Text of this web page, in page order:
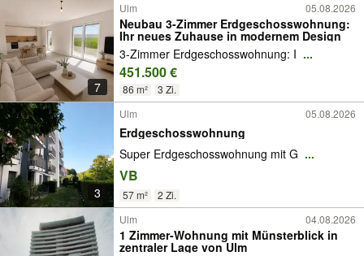
7
Ulm 05.08.2026
Neubau 3-Zimmer Erdgeschosswohnung:
Ihr neues Zuhause in modernem Design
3-Zimmer Erdgeschosswohnung: I ...
451.500 €
86 m² 3 Zi.
3
Ulm 05.08.2026
Erdgeschosswohnung
Super Erdgeschosswohnung mit G ...
VB
57 m² 2 Zi.
Ulm 04.08.2026
1 Zimmer-Wohnung mit Münsterblick in
zentraler Lage von Ulm